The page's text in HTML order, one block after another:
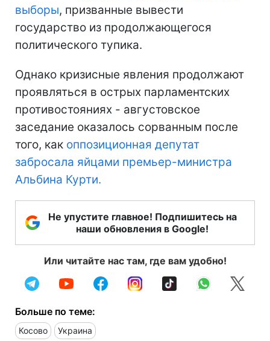
выборы, призванные вывести
государство из продолжающегося
политического тупика.
Однако кризисные явления продолжают
проявляться в острых парламентских
противостояниях - августовское
заседание оказалось сорванным после
того, как оппозиционная депутат
забросала яйцами премьер-министра
Альбина Курти.
Не упустите главное! Подпишитесь на
наши обновления в Google!
Или читайте нас там, где вам удобно!
Больше по теме:
Косово Украина